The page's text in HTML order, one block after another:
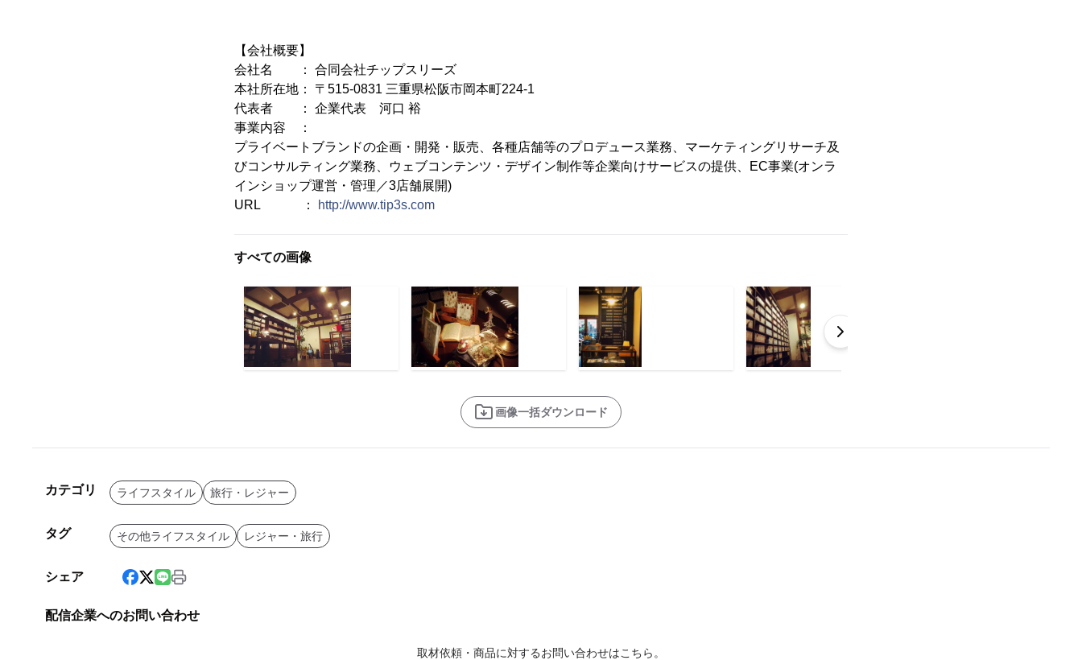
【会社概要】
会社名 ： 合同会社チップスリーズ
本社所在地： 〒515-0831 三重県松阪市岡本町224-1
代表者 ： 企業代表 河口 裕
事業内容 ：
プライベートブランドの企画・開発・販売、各種店舗等のプロデュース業務、マーケティングリサーチ及
びコンサルティング業務、ウェブコンテンツ・デザイン制作等企業向けサービスの提供、EC事業(オンラ
インショップ運営・管理／3店舗展開)
URL ：
http://www.tip3s.com
すべての画像
画像一括ダウンロード
カテゴリ ライフスタイル 旅行・レジャー
タグ その他ライフスタイル レジャー・旅行
シェア
配信企業へのお問い合わせ
取材依頼・商品に対するお問い合わせはこちら。